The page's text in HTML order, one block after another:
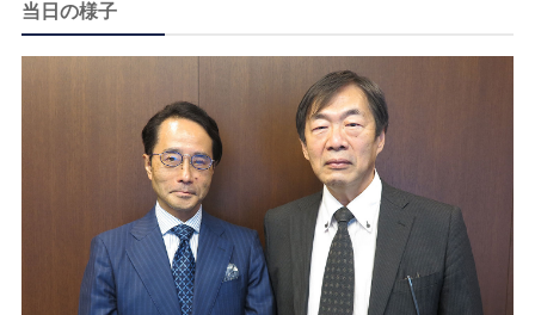
当⽇の様⼦